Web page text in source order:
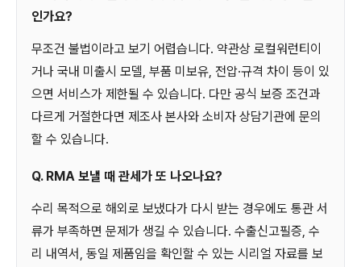
인가요?
무조건 불법이라고 보기 어렵습니다. 약관상 로컬워런티이
거나 국내 미출시 모델, 부품 미보유, 전압·규격 차이 등이 있
으면 서비스가 제한될 수 있습니다. 다만 공식 보증 조건과
다르게 거절한다면 제조사 본사와 소비자 상담기관에 문의
할 수 있습니다.
Q. RMA 보낼 때 관세가 또 나오나요?
수리 목적으로 해외로 보냈다가 다시 받는 경우에도 통관 서
류가 부족하면 문제가 생길 수 있습니다. 수출신고필증, 수
리 내역서, 동일 제품임을 확인할 수 있는 시리얼 자료를 보